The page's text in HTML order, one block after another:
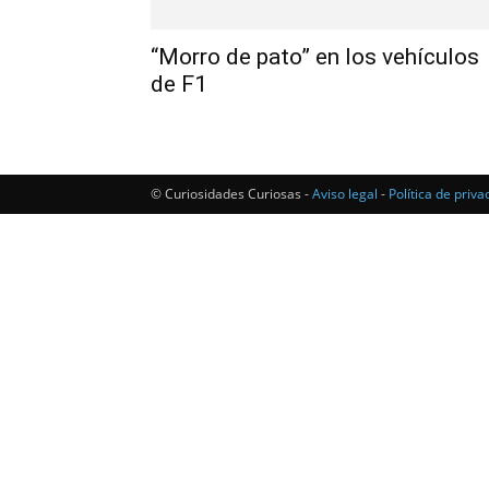
“Morro de pato” en los vehículos
de F1
© Curiosidades Curiosas -Aviso legal - Política de